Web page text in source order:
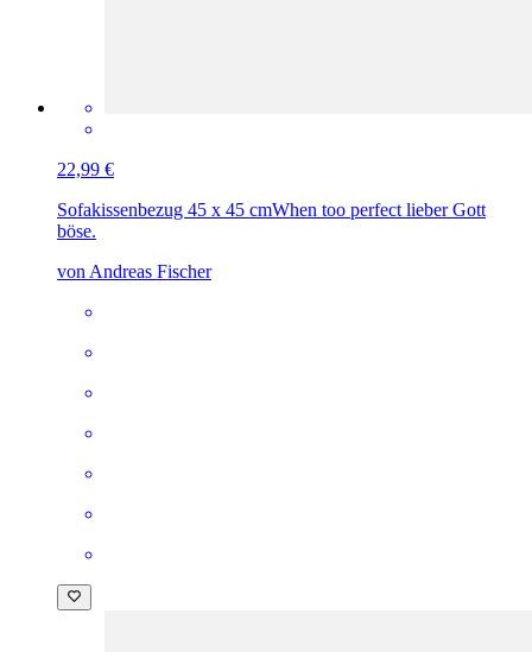
22,99 €
Sofakissenbezug 45 x 45 cmWhen too perfect lieber Gott
böse.
von Andreas Fischer